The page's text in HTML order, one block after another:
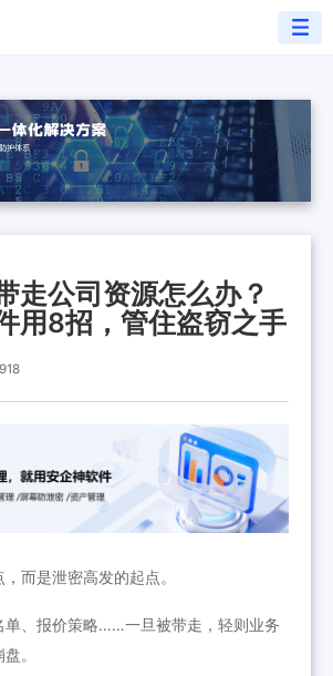
走公司资源怎么办？
用8招，管住盗窃之手
918
而是泄密高发的起点。
单、报价策略……一旦被带走，轻则业务
。